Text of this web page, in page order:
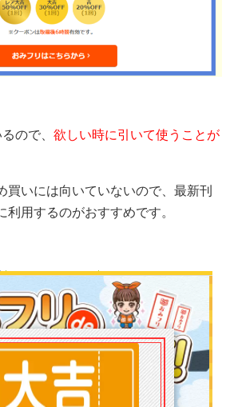
ので、 欲しい時に引いて使うことが
買いには向いていないので、最新刊
利用するのがおすすめです。